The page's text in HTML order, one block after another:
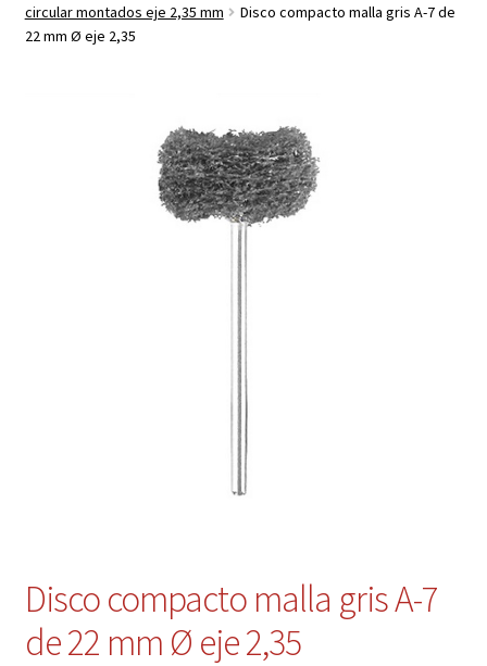
Empresa
Contacto
Mi cuenta
circular montados eje 2,35 mm
Disco compacto malla gris A-7 de
22 mm Ø eje 2,35
Disco compacto malla gris A-7
de 22 mm Ø eje 2,35